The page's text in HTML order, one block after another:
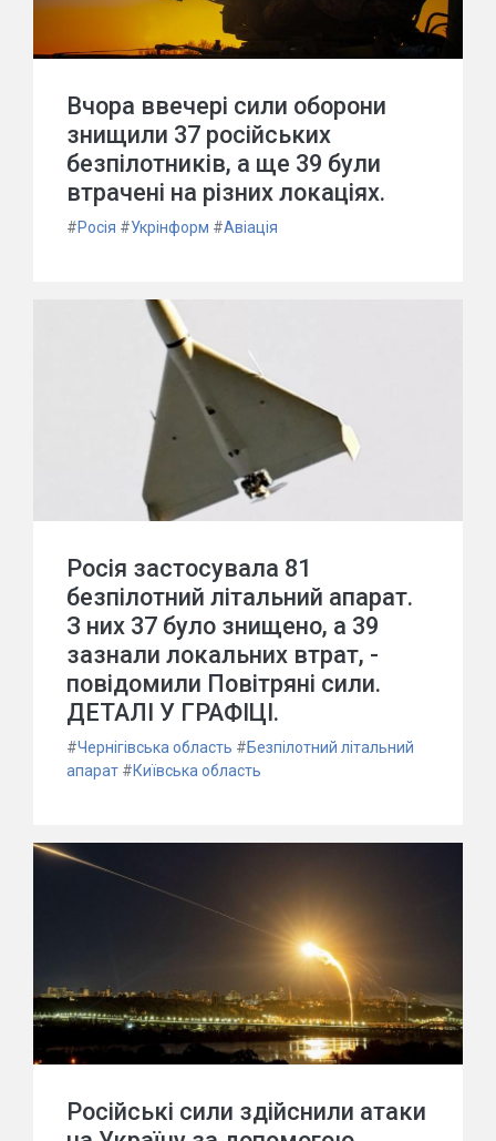
Вчора ввечері сили оборони
знищили 37 російських
безпілотників, а ще 39 були
втрачені на різних локаціях.
#Росія #Укрінформ #Авіація
Росія застосувала 81
безпілотний літальний апарат.
З них 37 було знищено, а 39
зазнали локальних втрат, -
повідомили Повітряні сили.
ДЕТАЛІ У ГРАФІЦІ.
#Чернігівська область #Безпілотний літальний
апарат #Київська область
Російські сили здійснили атаки